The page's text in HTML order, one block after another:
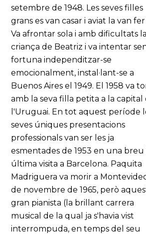
setembre de 1948. Les seves filles
grans es van casar i aviat la van fer
Va afrontar sola i amb dificultats la
criança de Beatriz i va intentar
fortuna independitzar-se
emocionalment, instal·lant-se a
Buenos Aires el 1949. El 1958 va
amb la seva filla petita a la capital
l'Uruguai. En tot aquest període
seves úniques presentacions
professionals van ser les ja
esmentades de 1953 en una breu
última visita a Barcelona. Paquita
Madriguera va morir a
de novembre de 1965, però
gran pianista (la brillant carrera
musical de la qual ja s'havia vist
interrompuda, en temps del seu